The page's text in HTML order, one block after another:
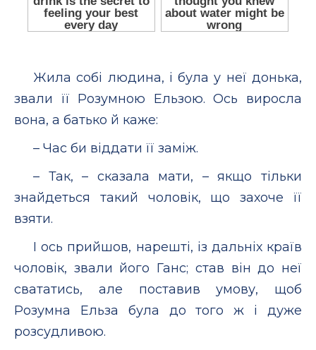
Жила собі людина, і була у неї донька,
звали її Розумною Ельзою. Ось виросла
вона, а батько й каже:
– Час би віддати її заміж.
– Так, – сказала мати, – якщо тільки
знайдеться такий чоловік, що захоче її
взяти.
І ось прийшов, нарешті, із дальніх країв
чоловік, звали його Ганс; став він до неї
свататись, але поставив умову, щоб
Розумна Ельза була до того ж і дуже
розсудливою.